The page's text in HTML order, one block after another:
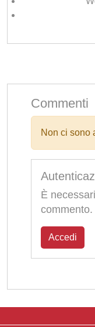
Commenti
Non ci sono
È
commento.
Accedi